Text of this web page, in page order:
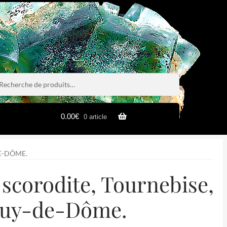
0.00€ 0 article
DÔME.
Tournebise,
de-Dôme.